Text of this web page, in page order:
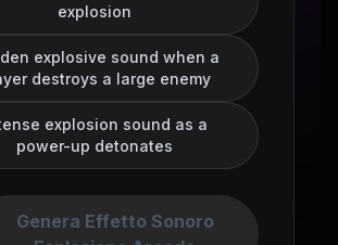
explosion
explosive sound when a
destroys a large enemy
explosion sound as a
power-up detonates
Genera Effetto Sonoro